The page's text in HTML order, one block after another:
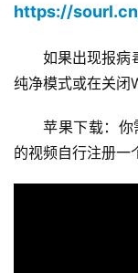
https://
如果出现报病
纯净模式或在关闭
苹果下载：你
的视频自行注册一